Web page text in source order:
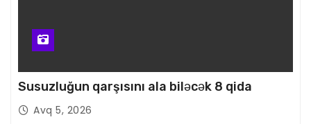
Susuzluğun qarşısını ala biləcək 8 qida
Avq 5, 2026